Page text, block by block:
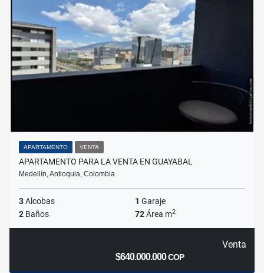
APARTAMENTO VENTA
APARTAMENTO PARA LA VENTA EN GUAYABAL
Medellín, Antioquia, Colombia
3Alcobas 1 Garaje
2 Baños 72Área m2
Venta
$640.000.000COP